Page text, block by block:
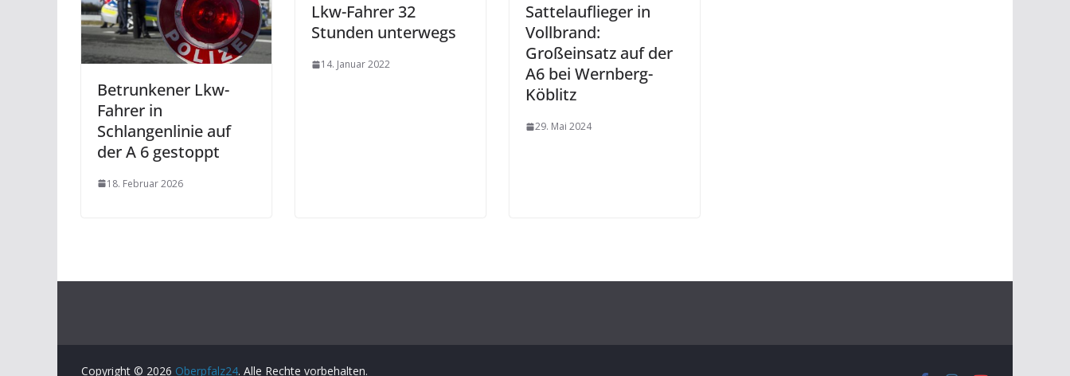
Betrunkener Lkw-
Fahrer in
Schlangenlinie auf
der A 6 gestoppt
18. Februar 2026
Lkw-Fahrer 32
Stunden unterwegs
14. Januar 2022
Sattelauflieger in
Vollbrand:
Großeinsatz auf der
A6 bei Wernberg-
Köblitz
29. Mai 2024
Copyright © 2026 Oberpfalz24. Alle Rechte vorbehalten.